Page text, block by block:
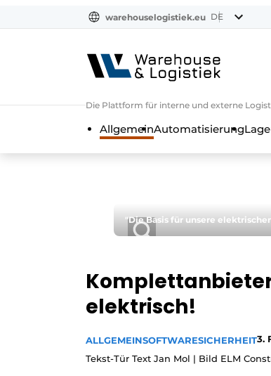
warehouselogistiek.eu DE
Die Plattform für interne und externe
AllgemeinAutomatisierung
"Die Basis für unsere
elektrisch!
ALLGEMEINSOFTWARESICHERHEIT3.
Tekst-Tür Text Jan Mol | Bild ELM